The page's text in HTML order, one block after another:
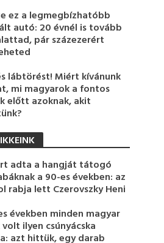
ez a legmegbízhatóbb
autó: 20 évnél is tovább
pár százezerért
lábtörést! Miért kívánunk
mi magyarok a fontos
előtt azoknak, akit
adta a hangját tátogó
a 90-es években: az
rabja lett Czerovszky Heni
években minden magyar
ilyen csúnyácska
azt hittük, egy darab